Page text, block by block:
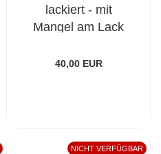
lackiert - mit
Mangel am Lack
40,00 EUR
NICHT VERFÜGBAR